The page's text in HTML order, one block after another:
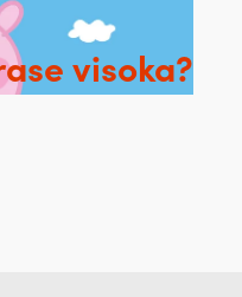
visoka?